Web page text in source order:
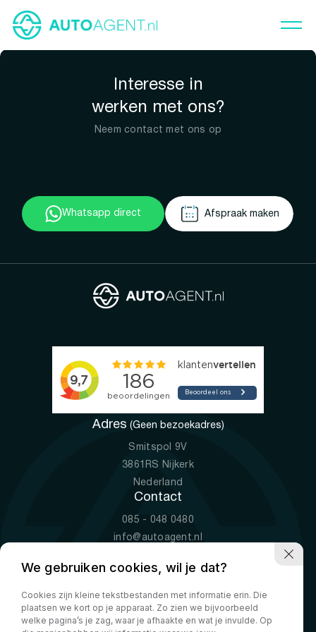
Interesse in
werken met ons?
Neem contact met ons op
Whatsapp direct Afspraak maken
Adres (Geen bezoekadres)
Smitspol 9V
3861RS Nijkerk
Nederland
Contact
085 - 048 0480
info@autoagent.nl
Openingstijden
Ma-Vr
09:00 - 19:00
Za
10:00 - 17:00
We gebruiken cookies, wil je dat?
Cookies zijn kleine tekstbestanden met informatie erin. Die
plaatsen we kort op je apparaat. Zo zien we bijvoorbeeld
welke pagina’s je zag, waar je afhaakte en wat je invulde. Op